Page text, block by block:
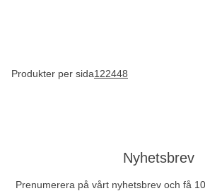
Produkter per sida122448
Nyhetsbrev
Prenumerera på vårt nyhetsbrev och få